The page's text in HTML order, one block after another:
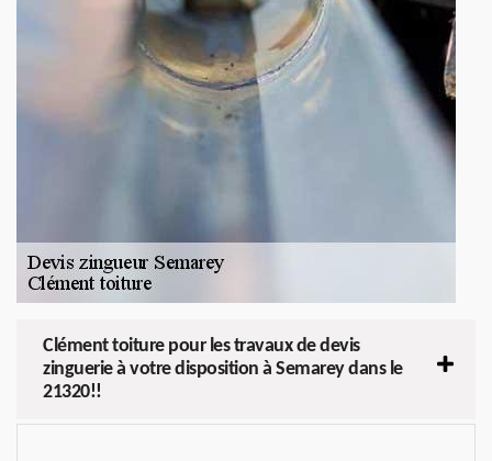
Clément toiture pour les travaux de devis
zinguerie à votre disposition à Semarey dans le
21320!!